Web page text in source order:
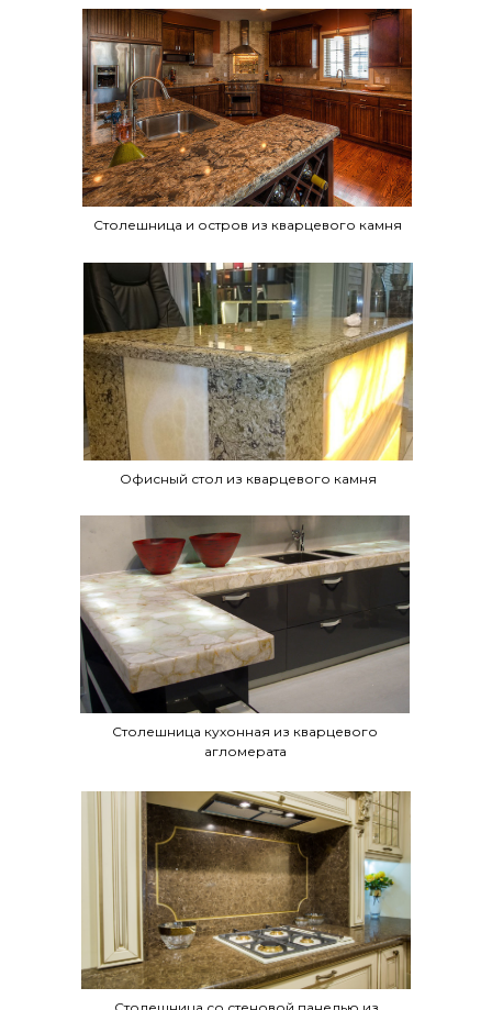
Офисный стол из кварцевого камня
Столешница кухонная из кварцевого
агломерата
Столешница и остров из кварцевого камня